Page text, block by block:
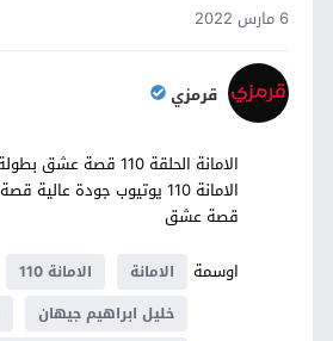
6 مارس 2022
قرمزي
قصة عشق
اوسمة
الامانة الامانة 110
خليل ابراهيم جيهان